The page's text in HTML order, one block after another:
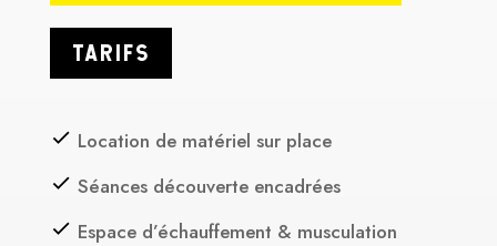
TARIFS
Location de matériel sur place
Séances découverte encadrées
Espace d’échauffement & musculation